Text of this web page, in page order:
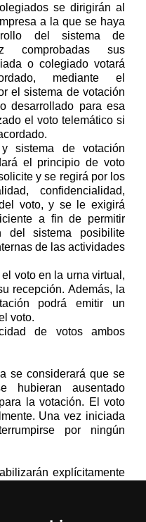
se dirigirán al
a la que se haya
del sistema de
comprobadas sus
o colegiado votará
mediante el
el sistema de votación
desarrollado para esa
el voto telemático si
sistema de votación
el principio de voto
y se regirá por los
confidencialidad,
voto, y se le exigirá
a fin de permitir
del sistema posibilite
de las actividades
voto en la urna virtual,
recepción. Además, la
podrá emitir un
voto.
de votos ambos
se considerará que se
hubieran ausentado
la votación. El voto
Una vez iniciada
por ningún
explícitamente